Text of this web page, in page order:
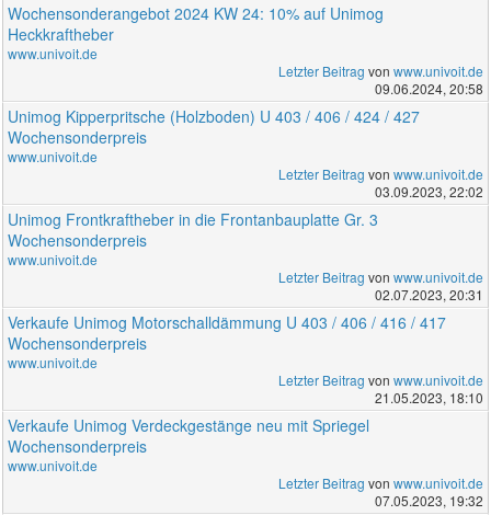
Wochensonderangebot 2024 KW 24: 10% auf Unimog
Heckkraftheber
www.univoit.de
Letzter Beitrag von www.univoit.de
09.06.2024, 20:58
Unimog Kipperpritsche (Holzboden) U 403 / 406 / 424 / 427
Wochensonderpreis
www.univoit.de
Letzter Beitrag von www.univoit.de
03.09.2023, 22:02
Unimog Frontkraftheber in die Frontanbauplatte Gr. 3
Wochensonderpreis
www.univoit.de
Letzter Beitrag von www.univoit.de
02.07.2023, 20:31
Verkaufe Unimog Motorschalldämmung U 403 / 406 / 416 / 417
Wochensonderpreis
www.univoit.de
Letzter Beitrag von www.univoit.de
21.05.2023, 18:10
Verkaufe Unimog Verdeckgestänge neu mit Spriegel
Wochensonderpreis
www.univoit.de
Letzter Beitrag von www.univoit.de
07.05.2023, 19:32